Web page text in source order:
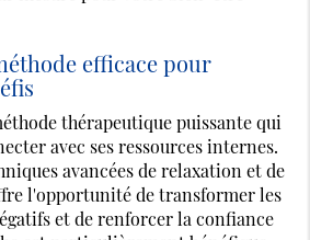
efficace pour
thérapeutique puissante qui
avec ses ressources internes.
avancées de relaxation et de
l'opportunité de transformer les
et de renforcer la confiance